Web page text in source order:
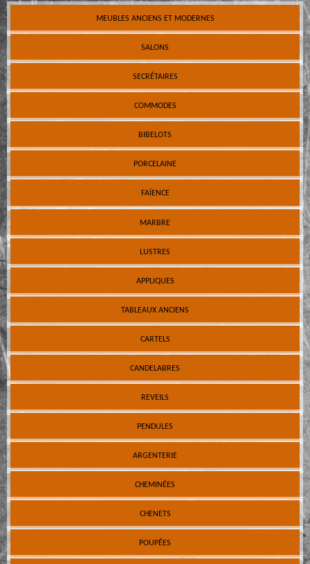
MEUBLES ANCIENS ET MODERNES
SALONS
SECRÉTAIRES
COMMODES
BIBELOTS
PORCELAINE
FAÏENCE
MARBRE
LUSTRES
APPLIQUES
TABLEAUX ANCIENS
CARTELS
CANDELABRES
REVEILS
PENDULES
ARGENTERIE
CHEMINÉES
CHENETS
POUPÉES